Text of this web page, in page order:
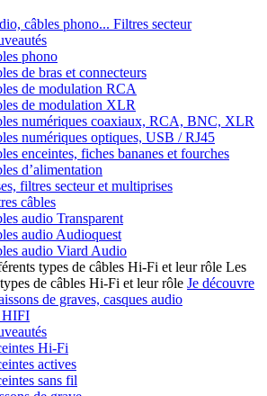
câbles phono... Filtres secteur
phono
de bras et connecteurs
de modulation RCA
de modulation XLR
numériques coaxiaux, RCA, BNC, XLR
numériques optiques, USB / RJ45
enceintes, fiches bananes et fourches
d’alimentation
filtres secteur et multiprises
câbles
audio Transparent
audio Audioquest
audio Viard Audio
Les
de câbles Hi-Fi et leur rôle Je découvre
de graves, casques audio
HIFI
Hi-Fi
actives
sans fil